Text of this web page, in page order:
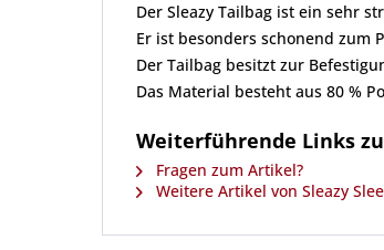
Der Sleazy Tailbag ist ein sehr
Er ist besonders schonend zum
Der Tailbag besitzt zur
Das Material besteht aus 80 %
Weiterführende Links
Fragen zum Artikel?
Weitere Artikel von Sleazy